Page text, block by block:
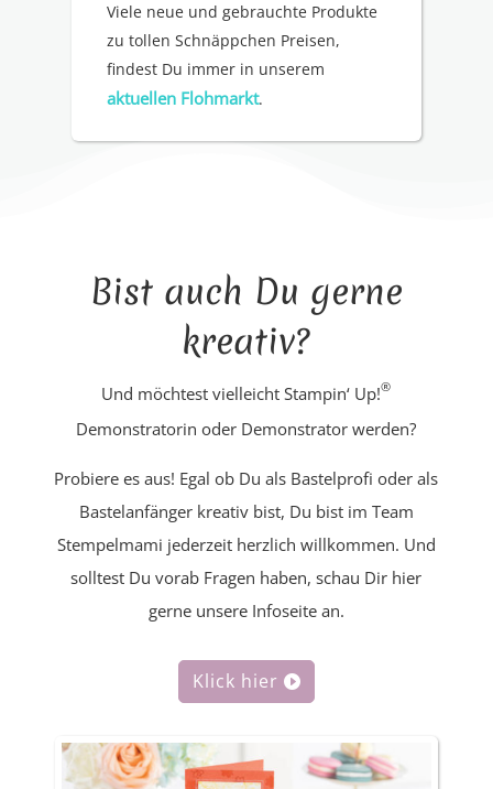
Viele neue und gebrauchte Produkte
zu tollen Schnäppchen Preisen,
findest Du immer in unserem
aktuellen Flohmarkt.
Bist auch Du gerne
kreativ?
Und möchtest vielleicht Stampin‘ Up!®
Demonstratorin oder Demonstrator werden?
Probiere es aus! Egal ob Du als Bastelprofi oder als
Bastelanfänger kreativ bist, Du bist im Team
Stempelmami jederzeit herzlich willkommen. Und
solltest Du vorab Fragen haben, schau Dir hier
gerne unsere Infoseite an.
Klick hier